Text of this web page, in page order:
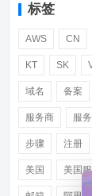
标签
AWS CN
KT SK
域名 备案
服务商 服
步骤 注册
美国 美国